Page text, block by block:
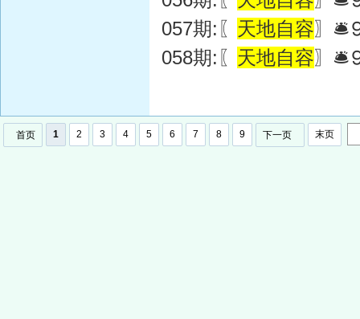
057期:〖 天地自容〗
058期:〖 天地自容〗
首页 1 2 3 4 5 6 7 8 9 下一页 末页